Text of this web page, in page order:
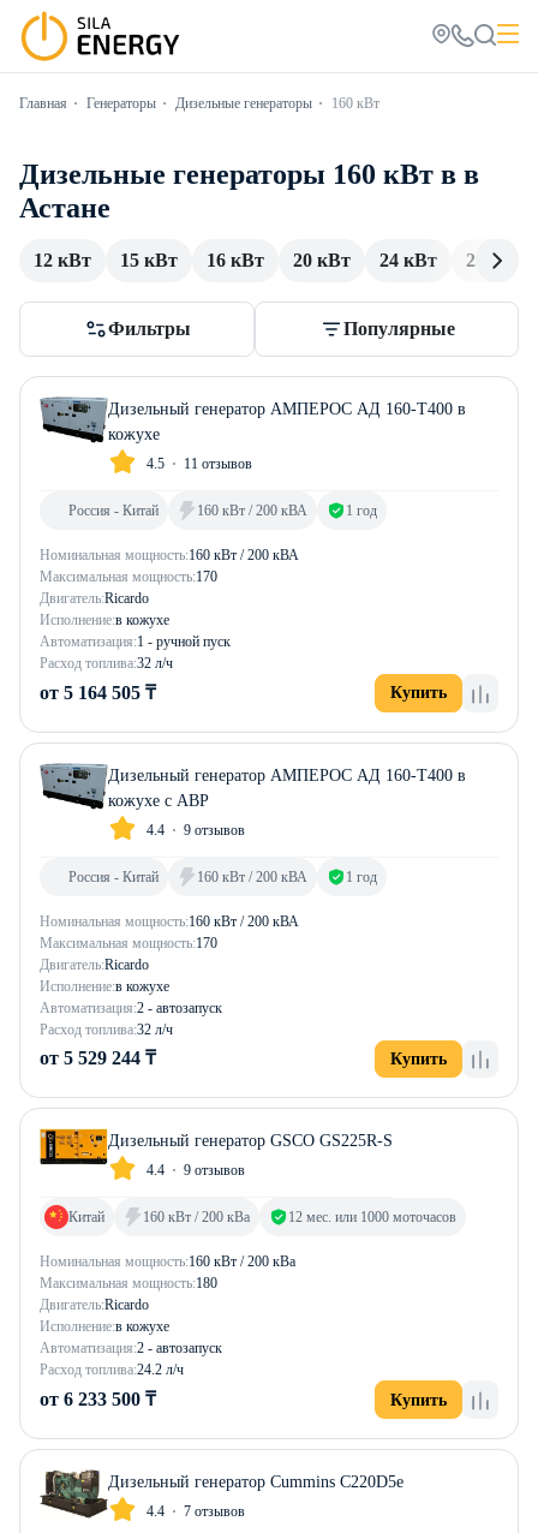
Главная Генераторы Дизельные генераторы 160 кВт
Дизельные генераторы 160 кВт в в
Астане
12 кВт 15 кВт 16 кВт 20 кВт 24 кВт 25 кВт
Фильтры Популярные
Дизельный генератор АМПЕРОС АД 160-Т400 в
кожухе
4.5 11 отзывов
Номинальная мощность:160 кВт / 200 кВА
Максимальная мощность:170
Двигатель:Ricardo
Исполнение:в кожухе
Автоматизация:1 - ручной пуск
Расход топлива:32 л/ч
Россия - Китай 160 кВт / 200 кВА 1 год
от 5 164 505 ₸ Купить
Дизельный генератор АМПЕРОС АД 160-Т400 в
кожухе с АВР
4.4 9 отзывов
Номинальная мощность:160 кВт / 200 кВА
Максимальная мощность:170
Двигатель:Ricardo
Исполнение:в кожухе
Автоматизация:2 - автозапуск
Расход топлива:32 л/ч
Россия - Китай 160 кВт / 200 кВА 1 год
от 5 529 244 ₸ Купить
Дизельный генератор GSCO GS225R-S
4.4 9 отзывов
Номинальная мощность:160 кВт / 200 кВа
Максимальная мощность:180
Двигатель:Ricardo
Исполнение:в кожухе
Автоматизация:2 - автозапуск
Расход топлива:24.2 л/ч
Китай 160 кВт / 200 кВа 12 мес. или 1000 моточасов
от 6 233 500 ₸ Купить
Дизельный генератор Cummins C220D5e
4.4 7 отзывов